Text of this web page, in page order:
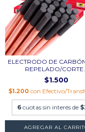
ELECTRODO DE
REPELADO/
$1.500
$1.200 con Efectivo/
6 cuotas sin interés de
AGREGAR AL